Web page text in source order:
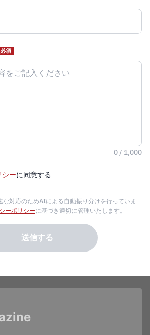
必須
0 / 1,000
ーに同意する
対応のためAIによる自動振り分けを行っていま
ーポリシーに基づき適切に管理いたします。
送信する